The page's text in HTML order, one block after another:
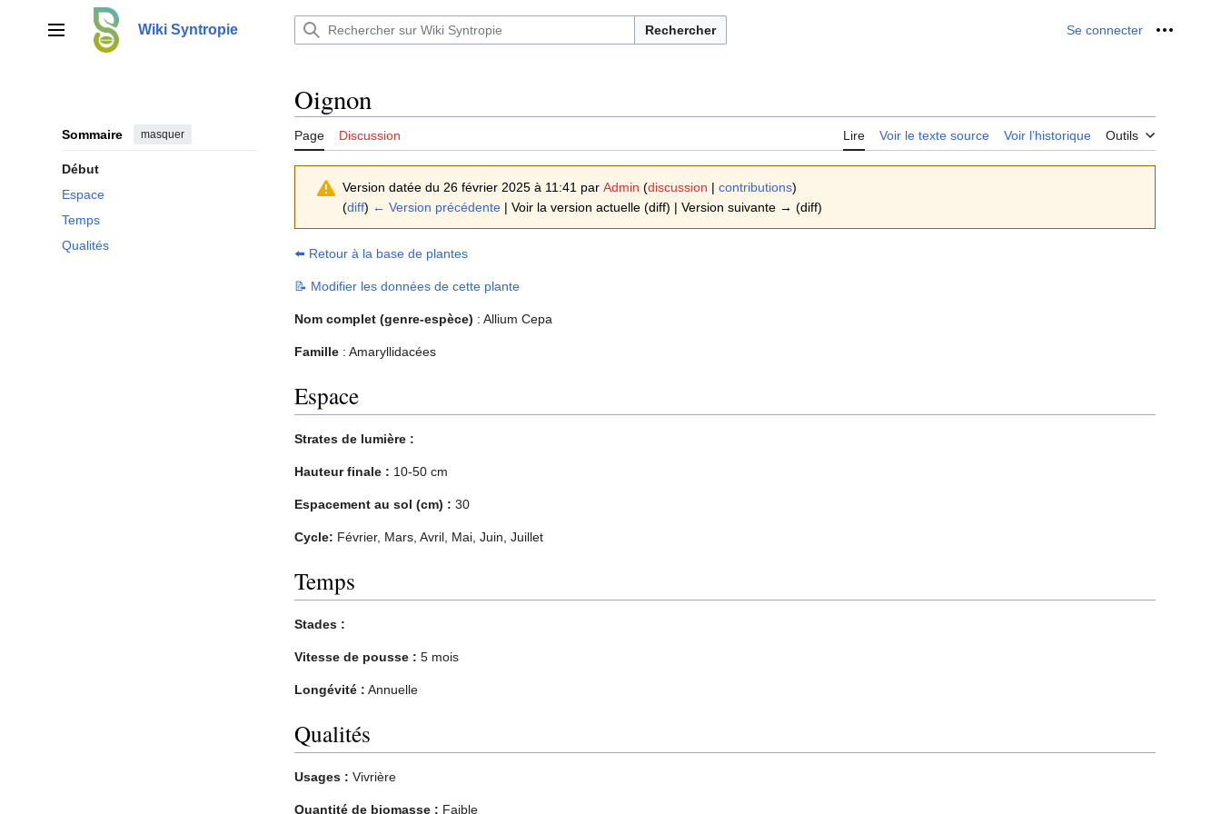
contenu Menu principalWiki Syntropie Rechercher Se connecter Outils
Sommaire masquer
Début
Espace
Temps
Qualités
Oignon
Page Discussion Lire Voir le texte source Voir l’historique Outils
Version datée du 26 février 2025 à 11:41 par Admin (discussion | contributions)
(diff) ← Version précédente | Voir la version actuelle (diff) | Version suivante → (diff)
⬅️ Retour à la base de plantes
📝 Modifier les données de cette plante
Nom complet (genre-espèce) : Allium Cepa
Famille : Amaryllidacées
Espace
Strates de lumière :
Hauteur finale : 10-50 cm
Espacement au sol (cm) : 30
Cycle: Février, Mars, Avril, Mai, Juin, Juillet
Temps
Stades :
Vitesse de pousse : 5 mois
Longévité : Annuelle
Qualités
Usages : Vivrière
Quantité de biomasse : Faible